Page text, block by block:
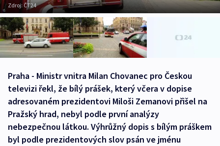
Zdroj:ČT24
Praha - Ministr vnitra Milan Chovanec pro Českou
televizi řekl, že bílý prášek, který včera v dopise
adresovaném prezidentovi Miloši Zemanovi přišel na
Pražský hrad, nebyl podle první analýzy
nebezpečnou látkou. Výhrůžný dopis s bílým práškem
byl podle prezidentových slov psán ve jménu